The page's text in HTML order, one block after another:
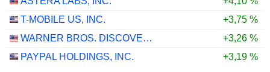
T-MOBILE US, INC.
+3,75 %
WARNER BROS. DISCOVERY, INC.
+3,26 %
PAYPAL HOLDINGS, INC.
+3,19 %